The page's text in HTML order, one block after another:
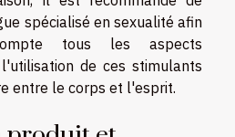
spécialisé en sexualité afin
tous les aspects
de ces stimulants
entre le corps et l'esprit.